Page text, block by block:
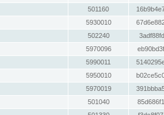
501160
5930010
502240
5970096
5990011
5950010
5970019
501040